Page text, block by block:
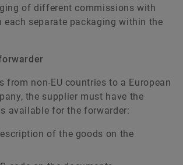
of different commissions with
each separate packaging within the
from non-EU countries to a European
the supplier must have the
available for the forwarder:
of the goods on the